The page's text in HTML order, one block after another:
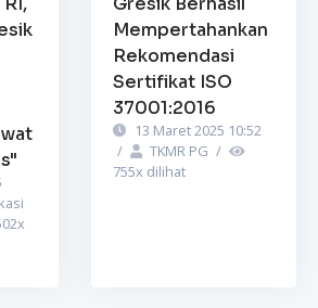
x
Mempertahankan
Rekomendasi
Sertifikat ISO
37001:2016
13 Maret 2025 10:52
/
TKMR PG /
755x dilihat